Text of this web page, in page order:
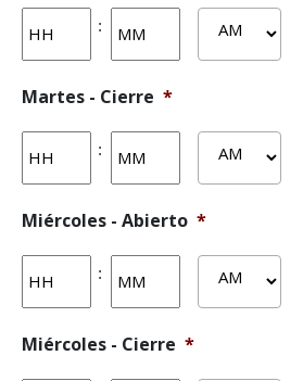
:
Martes - Cierre *
:
Miércoles - Abierto *
:
Miércoles - Cierre *